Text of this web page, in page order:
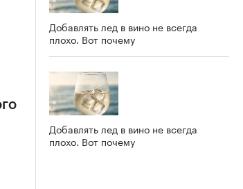
Добавлять лед в вино не всегда
плохо. Вот почему
Добавлять лед в вино не всегда
плохо. Вот почему